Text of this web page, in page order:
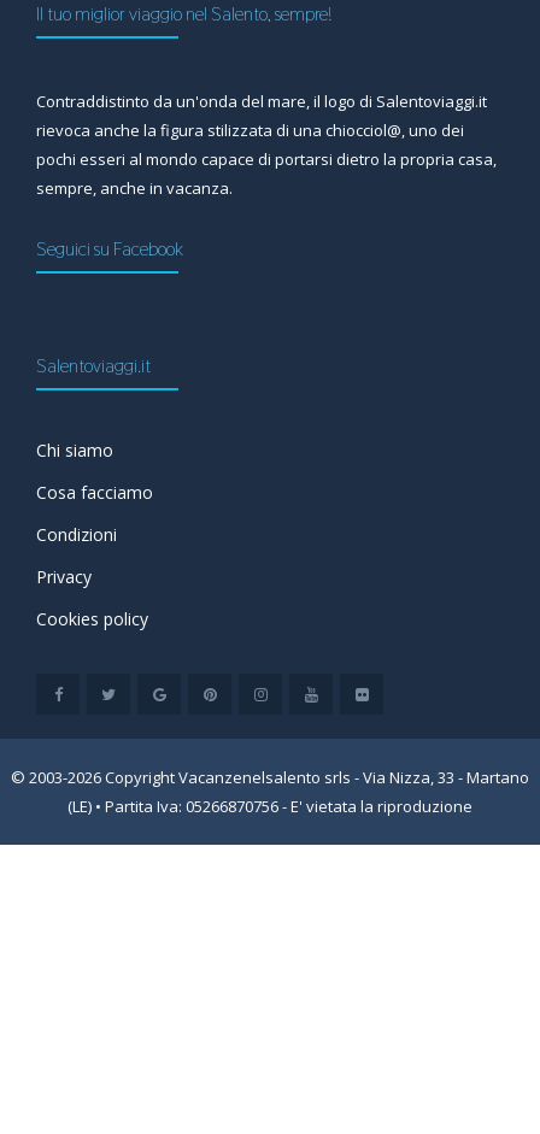
Il tuo miglior viaggio nel Salento, sempre!
Contraddistinto da un'onda del mare, il logo di Salentoviaggi.it
rievoca anche la figura stilizzata di una chiocciol@, uno dei
pochi esseri al mondo capace di portarsi dietro la propria casa,
sempre, anche in vacanza.
Seguici su Facebook
Salentoviaggi.it
Chi siamo
Cosa facciamo
Condizioni
Privacy
Cookies policy
© 2003-2026 Copyright Vacanzenelsalento srls - Via Nizza, 33 - Martano
(LE) • Partita Iva: 05266870756 - E' vietata la riproduzione